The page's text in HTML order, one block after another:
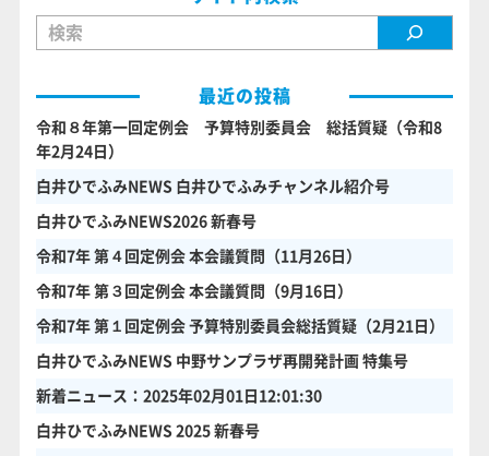
検索
最近の投稿
令和８年第一回定例会 予算特別委員会 総括質疑（令和8
年2月24日）
白井ひでふみNEWS 白井ひでふみチャンネル紹介号
白井ひでふみNEWS2026 新春号
令和7年 第４回定例会 本会議質問（11月26日）
令和7年 第３回定例会 本会議質問（9月16日）
令和7年 第１回定例会 予算特別委員会総括質疑（2月21日）
白井ひでふみNEWS 中野サンプラザ再開発計画 特集号
新着ニュース：2025年02月01日12:01:30
白井ひでふみNEWS 2025 新春号